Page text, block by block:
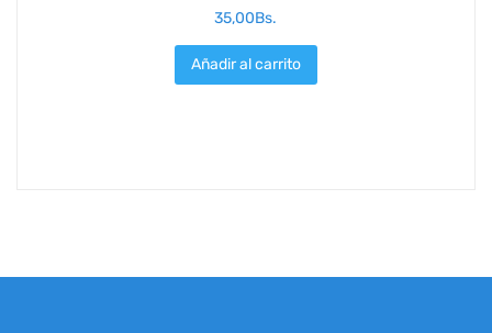
35,00Bs.
Añadir al carrito